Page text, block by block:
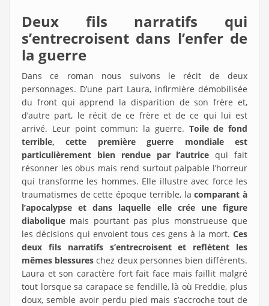
Deux fils narratifs qui
s’entrecroisent dans l’enfer de
la guerre
Dans ce roman nous suivons le récit de deux
personnages. D’une part Laura, infirmière démobilisée
du front qui apprend la disparition de son frère et,
d’autre part, le récit de ce frère et de ce qui lui est
arrivé. Leur point commun: la guerre. Toile de fond
terrible, cette première guerre mondiale est
particulièrement bien rendue par l’autricequi fait
résonner les obus mais rend surtout palpable l’horreur
qui transforme les hommes. Elle illustre avec force les
traumatismes de cette époque terrible, lacomparant à
l’apocalypse et dans laquelle elle crée une figure
diabolique mais pourtant pas plus monstrueuse que
les décisions qui envoient tous ces gens à la mort. Ces
deux fils narratifs s’entrecroisent et reflètent les
mêmes blessureschez deux personnes bien différents.
Laura et son caractère fort fait face mais faillit malgré
tout lorsque sa carapace se fendille, là où Freddie, plus
doux, semble avoir perdu pied mais s’accroche tout de